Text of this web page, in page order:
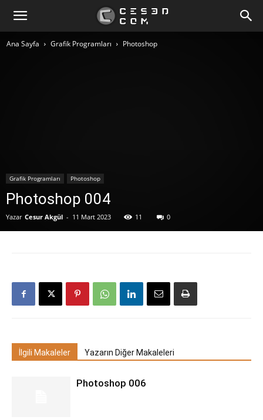
Ana Sayfa Grafik Programları Photoshop
Grafik Programları Photoshop
Photoshop 004
Yazar Cesur Akgül - 11 Mart 2023 11 0
İlgili Makaleler Yazarın Diğer Makaleleri
Photoshop 006